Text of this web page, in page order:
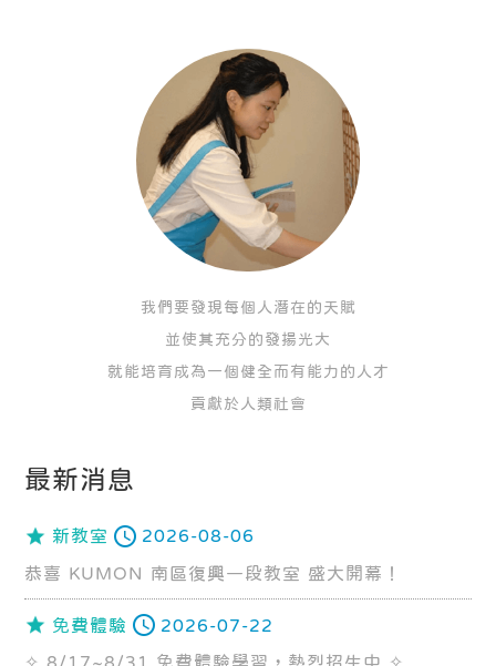
我們要發現每個人潛在的天賦
並使其充分的發揚光大
就能培育成為一個健全而有能力的人才
貢獻於人類社會
最新消息
新教室 2026-08-06
恭喜 KUMON 南區復興一段教室 盛大開幕！
免費體驗 2026-07-22
✧ 8/17~8/31 免費體驗學習，熱烈招生中 ✧